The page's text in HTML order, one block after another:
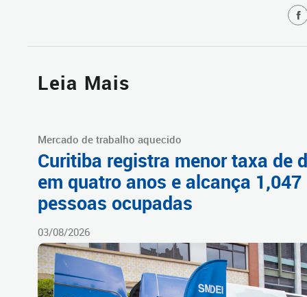
Leia Mais
Mercado de trabalho aquecido
Curitiba registra menor taxa de
em quatro anos e alcança
pessoas ocupadas
03/08/2026